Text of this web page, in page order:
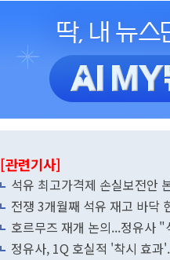
[관련기사]
석유 최고가격제 손실보전안
전쟁 3개월째 석유 재고 바닥
호르무즈 재개 논의...정유사
정유사, 1Q 호실적 '착시 효과